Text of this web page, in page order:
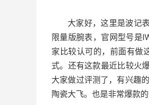
大家好，这里是波记
限量版腕表，官网型号是
家比较认可的，前面有做
式。还有这款最近比较火
大家做过评测了，有兴趣
陶瓷大飞。也是非常爆款的